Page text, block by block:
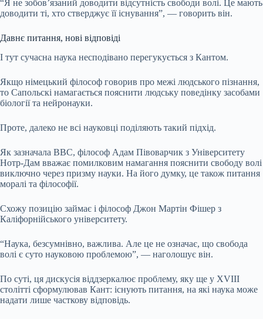
“Я не зобов’язаний доводити відсутність свободи волі. Це мають
доводити ті, хто стверджує її існування”, — говорить він.
Давнє питання, нові відповіді
І тут сучасна наука несподівано перегукується з Кантом.
Якщо німецький філософ говорив про межі людського пізнання,
то Сапольскі намагається пояснити людську поведінку засобами
біології та нейронауки.
Проте, далеко не всі науковці поділяють такий підхід.
Як зазначала BBC, філософ Адам Півоварчик з Університету
Нотр-Дам вважає помилковим намагання пояснити свободу волі
виключно через призму науки. На його думку, це також питання
моралі та філософії.
Схожу позицію займає і філософ Джон Мартін Фішер з
Каліфорнійського університету.
“Наука, безсумнівно, важлива. Але це не означає, що свобода
волі є суто науковою проблемою”, — наголошує він.
По суті, ця дискусія віддзеркалює проблему, яку ще у XVIII
столітті сформулював Кант: існують питання, на які наука може
надати лише часткову відповідь.